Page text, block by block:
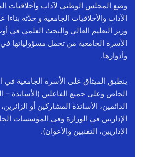
وضع المجلس الوطني لآداب وأخلاقيات
الآداب والأخلاقيات الجامعية و حدّثه
اﻷسرة الجامعية من تحمل مسؤولياتها في
وأدوارها.
ينطبق الميثاق على اﻷسرة الجامعية في
الخاص وعلى جميع الفاعلين (اﻷساتذة –
الدائمين، اﻷساتذة المشاركين أو
الإداريين في الوزارة وفي المؤسسات
الإداريين، التقنيين واﻷعوان).